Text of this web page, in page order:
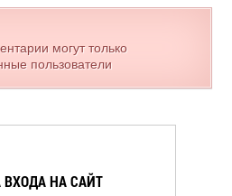
могут только
пользователи
НА САЙТ